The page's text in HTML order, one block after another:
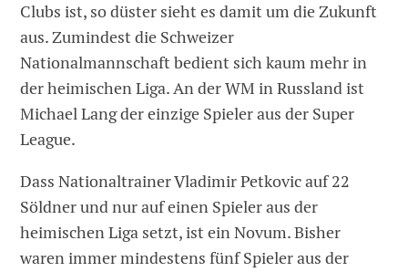
Clubs ist, so düster sieht es damit um die Zukunft
aus. Zumindest die Schweizer
Nationalmannschaft bedient sich kaum mehr in
der heimischen Liga. An der WM in Russland ist
Michael Lang der einzige Spieler aus der Super
League.
Dass Nationaltrainer Vladimir Petkovic auf 22
Söldner und nur auf einen Spieler aus der
heimischen Liga setzt, ist ein Novum. Bisher
waren immer mindestens fünf Spieler aus der